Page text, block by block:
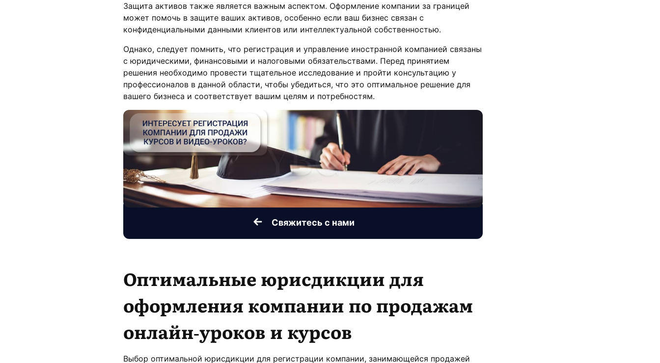
Защита активов также является важным аспектом. Оформление компании за границей
может помочь в защите ваших активов, особенно если ваш бизнес связан с
конфиденциальными данными клиентов или интеллектуальной собственностью.
Однако, следует помнить, что регистрация и управление иностранной компанией связаны
с юридическими, финансовыми и налоговыми обязательствами. Перед принятием
решения необходимо провести тщательное исследование и пройти консультацию у
профессионалов в данной области, чтобы убедиться, что это оптимальное решение для
вашего бизнеса и соответствует вашим целям и потребностям.
Свяжитесь с нами
Оптимальные юрисдикции для
оформления компании по продажам
онлайн-уроков и курсов
Выбор оптимальной юрисдикции для регистрации компании, занимающейся продажей